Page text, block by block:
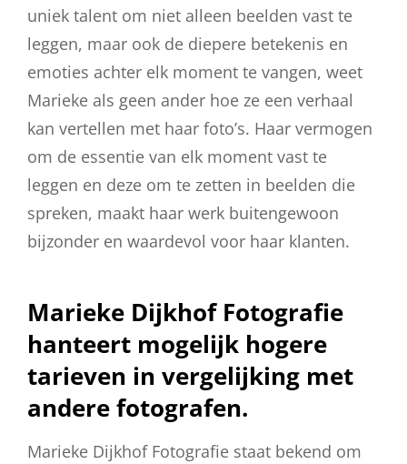
uniek talent om niet alleen beelden vast te
leggen, maar ook de diepere betekenis en
emoties achter elk moment te vangen, weet
Marieke als geen ander hoe ze een verhaal
kan vertellen met haar foto’s. Haar vermogen
om de essentie van elk moment vast te
leggen en deze om te zetten in beelden die
spreken, maakt haar werk buitengewoon
bijzonder en waardevol voor haar klanten.
Marieke Dijkhof Fotografie
hanteert mogelijk hogere
tarieven in vergelijking met
andere fotografen.
Marieke Dijkhof Fotografie staat bekend om